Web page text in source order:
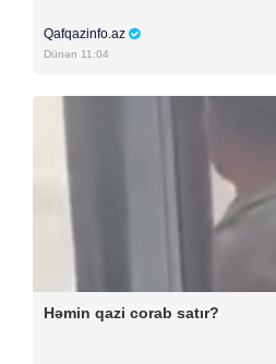
Qafqazinfo.az
Dünən 11:04
Həmin qazi corab satır?